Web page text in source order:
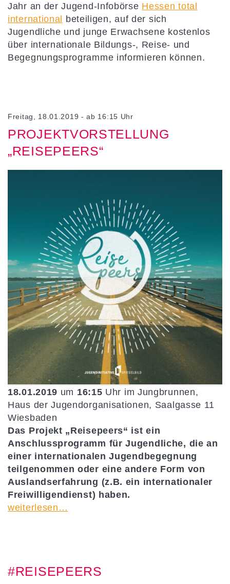
Jahr an der Jugend-Infobörse Hessen total
international beteiligen, auf der sich
Jugendliche und junge Erwachsene kostenlos
über internationale Bildungs-, Reise- und
Begegnungsprogramme informieren können.
Freitag, 18.01.2019 - ab 16:15 Uhr
PROJEKTVORSTELLUNG
„REISEPEERS“
18.01.2019 um 16:15 Uhr im Jungbrunnen,
Haus der Jugendorganisationen, Saalgasse 11
Wiesbaden
Das Projekt „Reisepeers“ ist ein
Anschlussprogramm für Jugendliche, die an
einer internationalen Jugendbegegnung
teilgenommen oder eine andere Form von
Auslandserfahrung (z.B. ein internationaler
Freiwilligendienst) haben.
weiterlesen…
#REISEPEERS